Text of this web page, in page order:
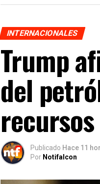
INTERNACIONALES
Trump
del
Publicado Hace 11
Por Notifalcon